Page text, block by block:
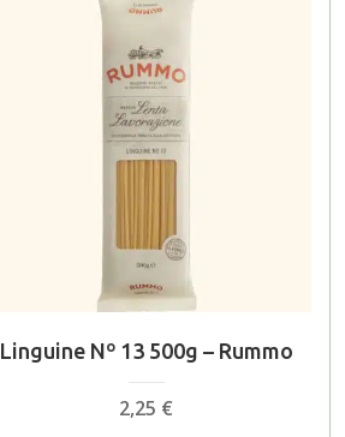
Linguine Nº 13 500g – Rummo
2,25 €